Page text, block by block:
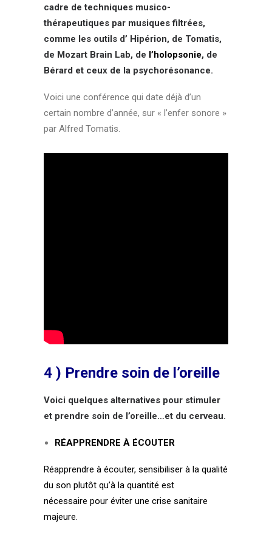
cadre de techniques musico-
thérapeutiques par musiques filtrées,
comme les outils d’ Hipérion, de Tomatis,
de Mozart Brain Lab, de l’holopsonie, de
Bérard et ceux de la psychorésonance.
Voici une conférence qui date déjà d’un
certain nombre d’année, sur « l’enfer sonore »
par Alfred Tomatis.
4 ) Prendre soin de l’oreille
Voici quelques alternatives pour stimuler
et prendre soin de l’oreille…et du cerveau.
RÉAPPRENDRE À ÉCOUTER
Réapprendre à écouter, sensibiliser à la qualité
du son plutôt qu’à la quantité est
nécessaire pour éviter une crise sanitaire
majeure.